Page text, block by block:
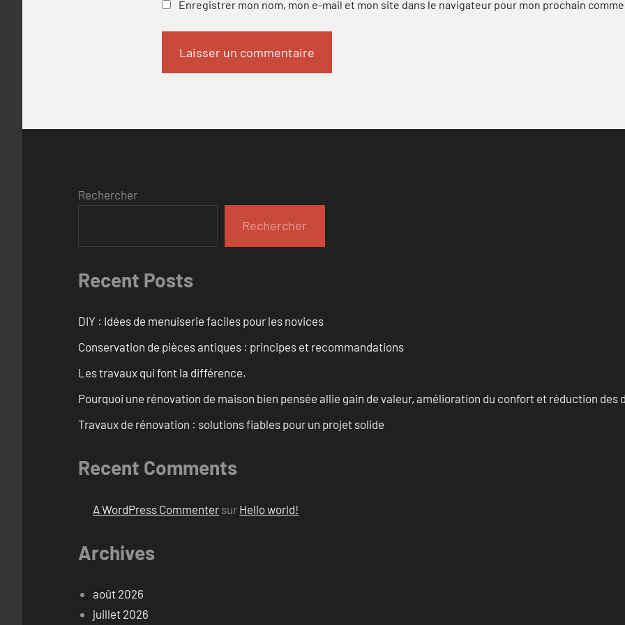
Enregistrer mon nom, mon e-mail et mon site dans le navigateur pour mon prochain
Rechercher
Rechercher
Recent Posts
DIY : Idées de menuiserie faciles pour les novices
Conservation de pièces antiques : principes et recommandations
Les travaux qui font la différence.
Pourquoi une rénovation de maison bien pensée allie gain de valeur, amélioration du confort et réduction des
Travaux de rénovation : solutions fiables pour un projet solide
Recent Comments
A WordPress Commenter sur Hello world!
Archives
août 2026
juillet 2026